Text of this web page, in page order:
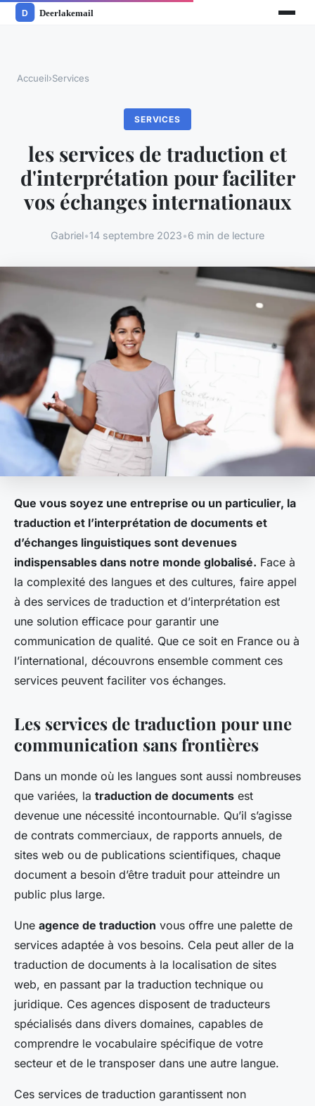
Accueil›Services
SERVICES
les services de traduction et
d'interprétation pour faciliter
vos échanges internationaux
Gabriel•14 septembre 2023•6 min de lecture
Que vous soyez une entreprise ou un particulier, la
traduction et l’interprétation de documents et
d’échanges linguistiques sont devenues
indispensables dans notre monde globalisé. Face à
la complexité des langues et des cultures, faire appel
à des services de traduction et d’interprétation est
une solution efficace pour garantir une
communication de qualité. Que ce soit en France ou à
l’international, découvrons ensemble comment ces
services peuvent faciliter vos échanges.
Les services de traduction pour une
communication sans frontières
Dans un monde où les langues sont aussi nombreuses
que variées, la traduction de documents est
devenue une nécessité incontournable. Qu’il s’agisse
de contrats commerciaux, de rapports annuels, de
sites web ou de publications scientifiques, chaque
document a besoin d’être traduit pour atteindre un
public plus large.
Une agence de traduction vous offre une palette de
services adaptée à vos besoins. Cela peut aller de la
traduction de documents à la localisation de sites
web, en passant par la traduction technique ou
juridique. Ces agences disposent de traducteurs
spécialisés dans divers domaines, capables de
comprendre le vocabulaire spécifique de votre
secteur et de le transposer dans une autre langue.
Ces services de traduction garantissent non